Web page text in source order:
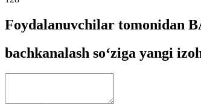
Foydalanuvchilar tomonidan
bachkanalash so‘ziga yangi